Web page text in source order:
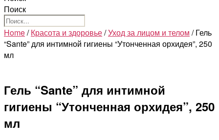
Поиск
Home/Красота и здоровье/Уход за лицом и телом / Гель
“Sante” для интимной гигиены “Утонченная орхидея”, 250
мл
Гель “Sante” для интимной
гигиены “Утонченная орхидея”, 250
мл